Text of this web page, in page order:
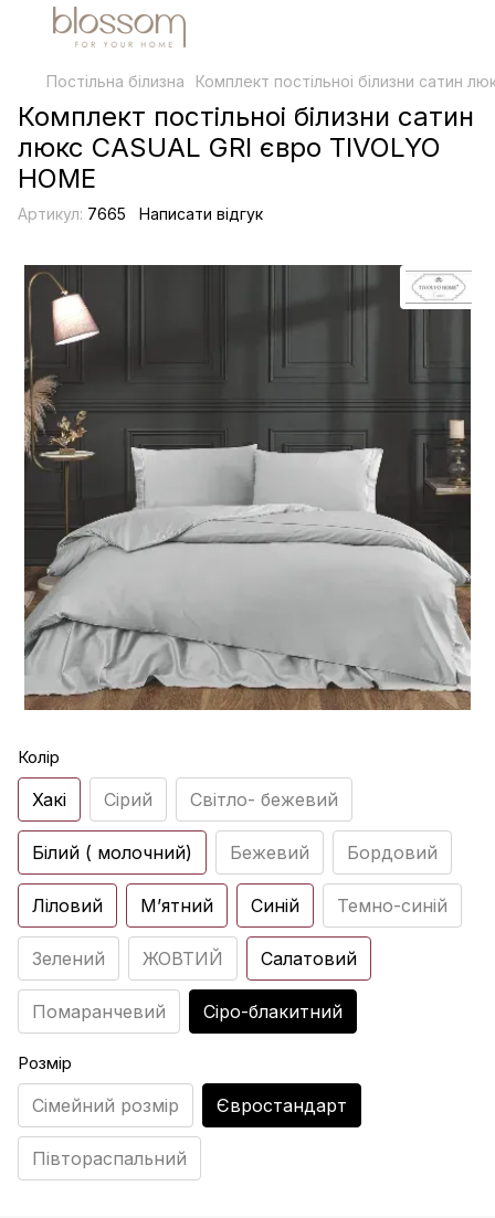
Постільна білизна Комплект постільноі білизни сатин
Комплект постільноі білизни сатин
люкс CASUAL GRI євро TIVOLYO
HOME
Артикул: 7665 Написати відгук
Колір
Хакі Сірий Світло- бежевий
Білий ( молочний) Бежевий Бордовий
Ліловий Мʼятний Синій Темно-синій
Зелений ЖОВТИЙ Салатовий
Помаранчевий Сіро-блакитний
Розмір
Сімейний розмір Євростандарт
Півтораспальний